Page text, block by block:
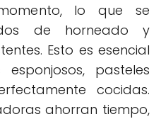
lo que se
de horneado y
Esto es esencial
pasteles
cocidas.
ahorran tiempo,